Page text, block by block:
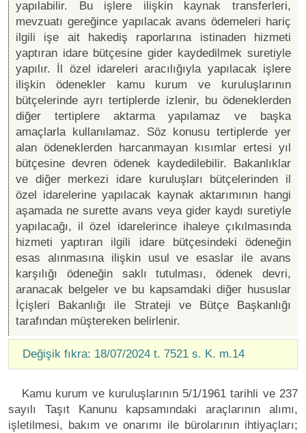
yapılabilir. Bu işlere ilişkin kaynak transferleri,
mevzuatı gereğince yapılacak avans ödemeleri hariç
ilgili işe ait hakediş raporlarına istinaden hizmeti
yaptıran idare bütçesine gider kaydedilmek suretiyle
yapılır. İl özel idareleri aracılığıyla yapılacak işlere
ilişkin ödenekler kamu kurum ve kuruluşlarının
bütçelerinde ayrı tertiplerde izlenir, bu ödeneklerden
diğer tertiplere aktarma yapılamaz ve başka
amaçlarla kullanılamaz. Söz konusu tertiplerde yer
alan ödeneklerden harcanmayan kısımlar ertesi yıl
bütçesine devren ödenek kaydedilebilir. Bakanlıklar
ve diğer merkezi idare kuruluşları bütçelerinden il
özel idarelerine yapılacak kaynak aktarımının hangi
aşamada ne surette avans veya gider kaydı suretiyle
yapılacağı, il özel idarelerince ihaleye çıkılmasında
hizmeti yaptıran ilgili idare bütçesindeki ödeneğin
esas alınmasına ilişkin usul ve esaslar ile avans
karşılığı ödeneğin saklı tutulması, ödenek devri,
aranacak belgeler ve bu kapsamdaki diğer hususlar
İçişleri Bakanlığı ile Strateji ve Bütçe Başkanlığı
tarafından müştereken belirlenir.
Değişik fıkra: 18/07/2024 t. 7521 s. K. m.14
Kamu kurum ve kuruluşlarının 5/1/1961 tarihli ve 237
sayılı Taşıt Kanunu kapsamındaki araçlarının alımı,
işletilmesi, bakım ve onarımı ile bürolarının ihtiyaçları;